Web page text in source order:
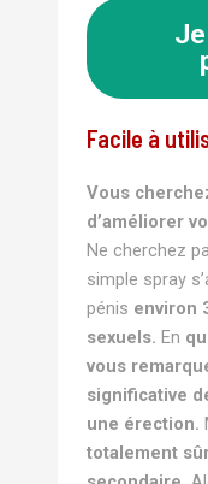
Facile à
Vous
d’améliorer
Ne cherchez
simple spray
pénis environ
sexuels. En
vous
significative
une érection.
totalement